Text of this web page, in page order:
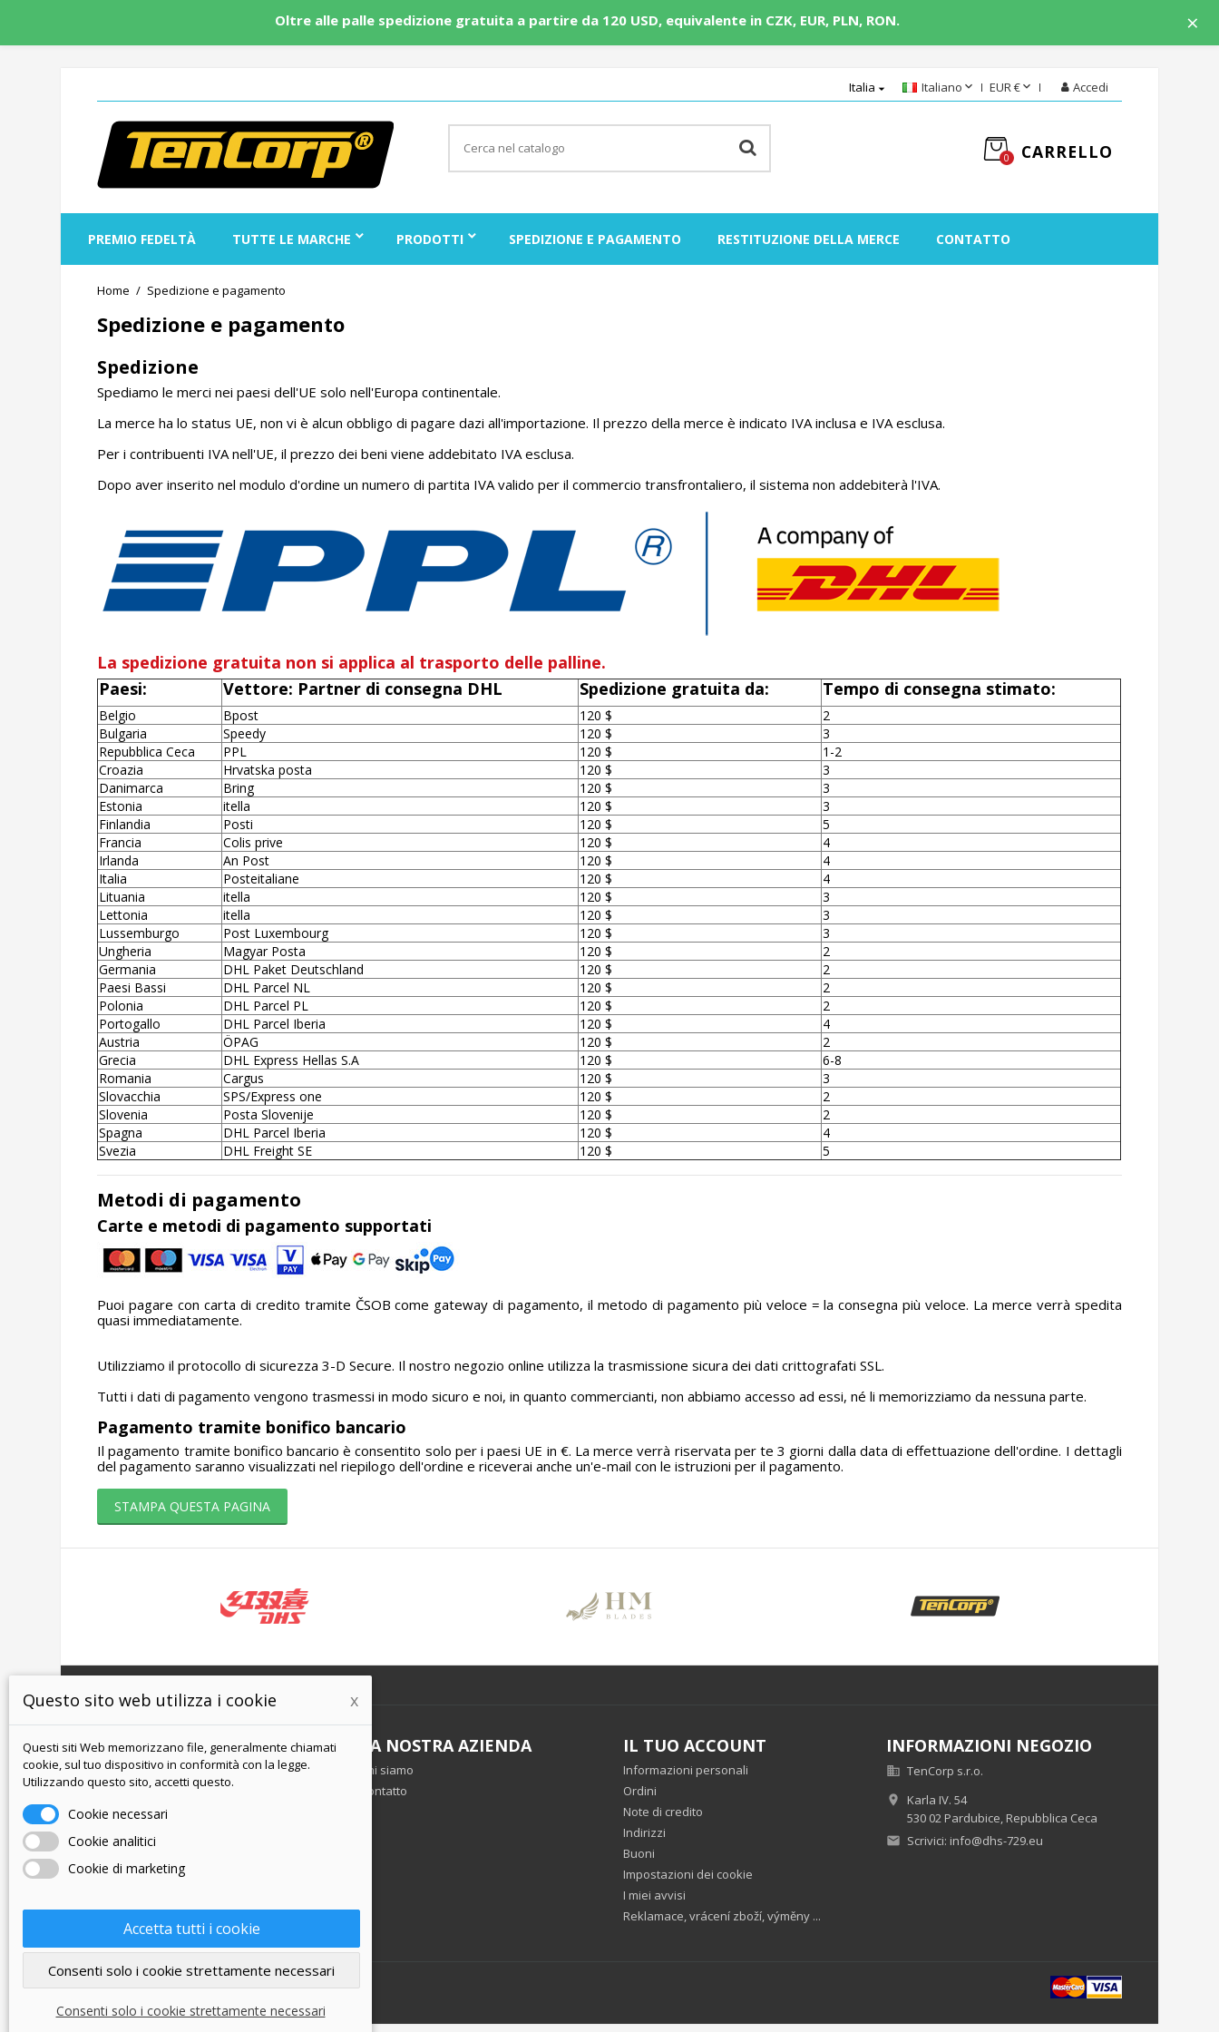
×
Oltre alle palle spedizione gratuita a partire da 120 USD, equivalente in CZK, EUR, PLN, RON.
Italia Italiano EUR € Accedi
CARRELLO
0
PREMIO FEDELTÀ TUTTE LE MARCHE PRODOTTI SPEDIZIONE E PAGAMENTO RESTITUZIONE DELLA MERCE CONTATTO
Home Spedizione e pagamento
Spedizione e pagamento
Spedizione
Spediamo le merci nei paesi dell'UE solo nell'Europa continentale.
La merce ha lo status UE, non vi è alcun obbligo di pagare dazi all'importazione. Il prezzo della merce è indicato IVA inclusa e IVA esclusa.
Per i contribuenti IVA nell'UE, il prezzo dei beni viene addebitato IVA esclusa.
Dopo aver inserito nel modulo d'ordine un numero di partita IVA valido per il commercio transfrontaliero, il sistema non addebiterà l'IVA.
La spedizione gratuita non si applica al trasporto delle palline.
Paesi:
Vettore: Partner di consegna DHL Spedizione gratuita da: Tempo di consegna stimato:
Belgio Bpost 120 $
2
Bulgaria
Speedy 120 $
3
Repubblica Ceca
PPL 120 $
1-2
Croazia
Hrvatska posta 120 $
3
Danimarca
Bring 120 $
3
Estonia
itella 120 $
3
Finlandia
Posti 120 $
5
Francia
Colis prive 120 $
4
Irlanda
An Post 120 $
4
Italia
Posteitaliane 120 $
4
Lituania
itella 120 $
3
Lettonia
itella 120 $
3
Lussemburgo
Post Luxembourg 120 $
3
Ungheria
Magyar Posta 120 $
2
Germania
DHL Paket Deutschland 120 $
2
Paesi Bassi
DHL Parcel NL 120 $
2
Polonia
DHL Parcel PL 120 $
2
Portogallo
DHL Parcel Iberia 120 $
4
Austria
ÖPAG 120 $
2
Grecia
DHL Express Hellas S.A 120 $
6-8
Romania
Cargus 120 $
3
Slovacchia
SPS/Express one 120 $
2
Slovenia
Posta Slovenije 120 $
2
Spagna
DHL Parcel Iberia 120 $
4
Svezia
DHL Freight SE 120 $ 5
Metodi di pagamento
Carte e metodi di pagamento supportati
Puoi pagare con carta di credito tramite ČSOB come gateway di pagamento, il metodo di pagamento più veloce = la consegna più veloce. La merce verrà spedita
quasi immediatamente.
Utilizziamo il protocollo di sicurezza 3-D Secure. Il nostro negozio online utilizza la trasmissione sicura dei dati crittografati SSL.
Tutti i dati di pagamento vengono trasmessi in modo sicuro e noi, in quanto commercianti, non abbiamo accesso ad essi, né li memorizziamo da nessuna parte.
Pagamento tramite bonifico bancario
Il pagamento tramite bonifico bancario è consentito solo per i paesi UE in €. La merce verrà riservata per te 3 giorni dalla data di effettuazione dell'ordine. I dettagli
del pagamento saranno visualizzati nel riepilogo dell'ordine e riceverai anche un'e-mail con le istruzioni per il pagamento.
INFORMAZIONI
Termini e Condizioni
politica sulla riservatezza
Spedizione e pagamento
Restituzione della merce
LA NOSTRA AZIENDA
Chi siamo
Contatto
IL TUO ACCOUNT
Informazioni personali
Ordini
Note di credito
Indirizzi
Buoni
Impostazioni dei cookie
I miei avvisi
Reklamace, vrácení zboží, výměny ...
INFORMAZIONI NEGOZIO
 TenCorp s.r.o.

Karla IV. 54
530 02 Pardubice, Repubblica Ceca
 Scrivici: info@dhs-729.eu
Questo sito web utilizza i cookie x
Questi siti Web memorizzano file, generalmente chiamati
cookie, sul tuo dispositivo in conformità con la legge.
Utilizzando questo sito, accetti questo.
Cookie necessari
Cookie analitici
Cookie di marketing
Accetta tutti i cookie
Consenti solo i cookie strettamente necessari
Consenti solo i cookie strettamente necessari